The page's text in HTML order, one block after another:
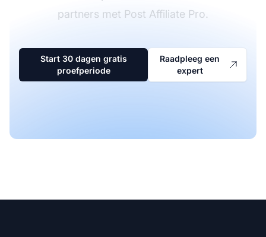
partners met Post Affiliate Pro.
Start 30 dagen gratis
proefperiode
Raadpleeg een
expert